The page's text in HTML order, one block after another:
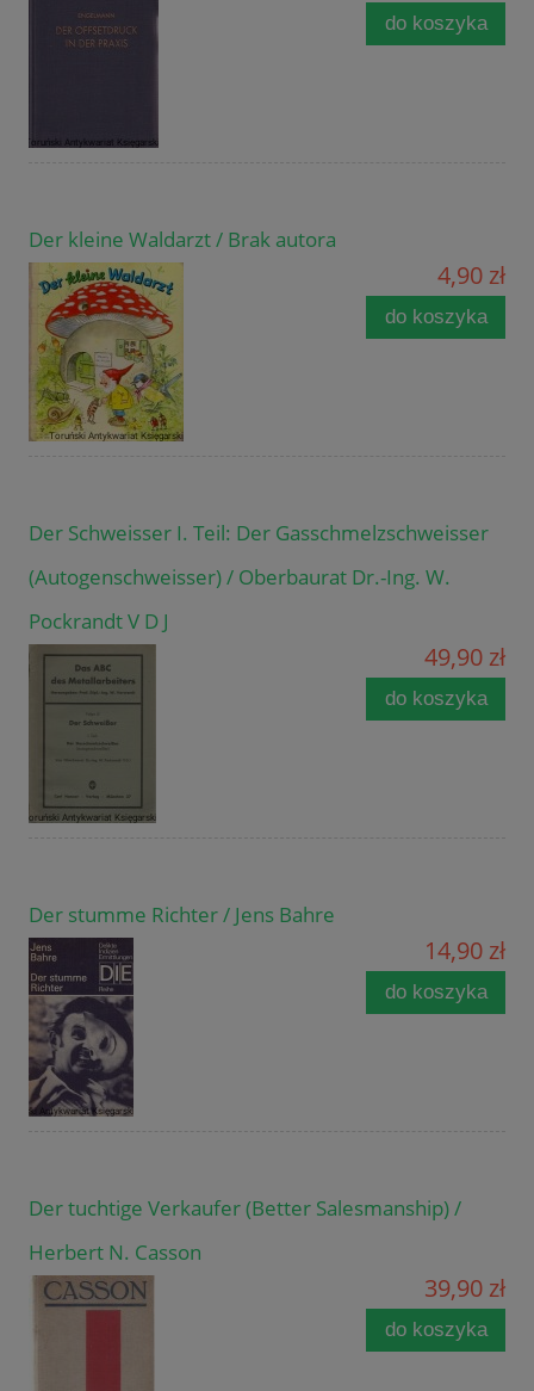
do koszyka
Der kleine Waldarzt / Brak autora
4,90 zł
do koszyka
Der Schweisser I. Teil: Der Gasschmelzschweisser
(Autogenschweisser) / Oberbaurat Dr.-Ing. W.
Pockrandt V D J
49,90 zł
do koszyka
Der stumme Richter / Jens Bahre
14,90 zł
do koszyka
Der tuchtige Verkaufer (Better Salesmanship) /
Herbert N. Casson
39,90 zł
do koszyka